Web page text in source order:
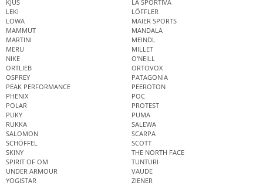
KJUS
LA SPORTIVA
LEKI
LÖFFLER
LOWA
MAIER SPORTS
MAMMUT
MANDALA
MARTINI
MEINDL
MERU
MILLET
NIKE
O'NEILL
ORTLIEB
ORTOVOX
OSPREY
PATAGONIA
PEAK PERFORMANCE
PEEROTON
PHENIX
POC
POLAR
PROTEST
PUKY
PUMA
RUKKA
SALEWA
SALOMON
SCARPA
SCHÖFFEL
SCOTT
SKINY
THE NORTH FACE
SPIRIT OF OM
TUNTURI
UNDER ARMOUR
VAUDE
YOGISTAR
ZIENER